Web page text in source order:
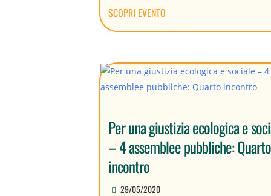
SCOPRI EVENTO
Per una giustizia ecologica e
– 4 assemblee pubbliche: Quarto
incontro
29/05/2020